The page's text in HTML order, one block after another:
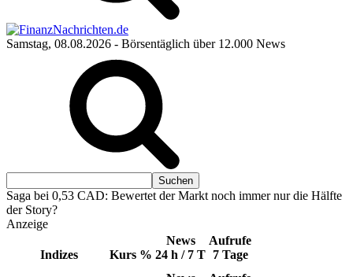
Samstag, 08.08.2026 - Börsentäglich über 12.000 News
Saga bei 0,53 CAD: Bewertet der Markt noch immer nur die Hälfte
der Story?
Anzeige
Indizes Kurs %
News
24 h / 7 T
Aufrufe
7 Tage